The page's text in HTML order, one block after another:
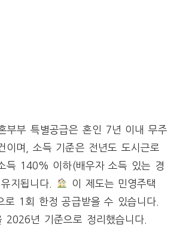
부부 특별공급은 혼인 7년 이내 무주
이며, 소득 기준은 전년도 도시근로
득 140% 이하(배우자 소득 있는 경
지됩니다.
이 제도는 민영주택
로 1회 한정 공급받을 수 있습니다.
2026년 기준으로 정리했습니다.